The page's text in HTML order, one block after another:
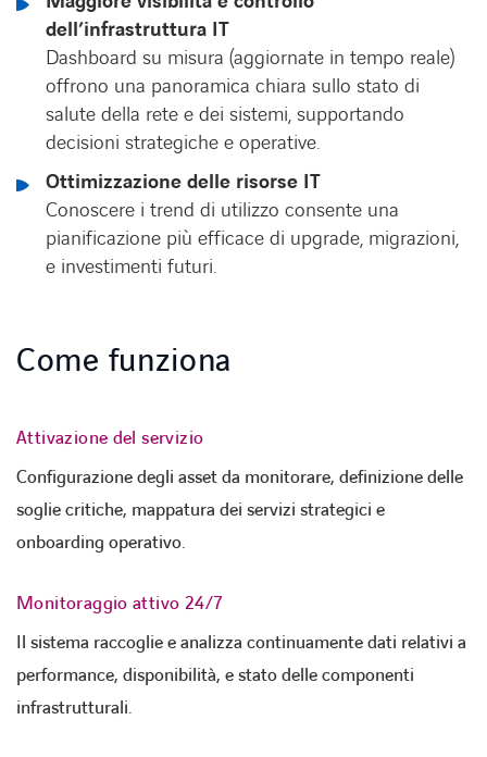
dell’infrastruttura IT
Dashboard su misura (aggiornate in tempo reale)
offrono una panoramica chiara sullo stato di
salute della rete e dei sistemi, supportando
decisioni strategiche e operative.
Ottimizzazione delle risorse IT
Conoscere i trend di utilizzo consente una
pianificazione più efficace di upgrade, migrazioni,
e investimenti futuri.
Come funziona
Attivazione del servizio
Configurazione degli asset da monitorare, definizione delle
soglie critiche, mappatura dei servizi strategici e
onboarding operativo.
Monitoraggio attivo 24/7
Il sistema raccoglie e analizza continuamente dati relativi a
performance, disponibilità, e stato delle componenti
infrastrutturali.